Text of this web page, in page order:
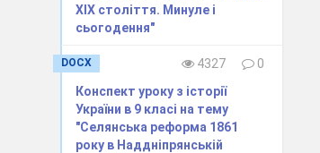
ХІХ століття. Минуле і
сьогодення"
DOCX 4327
0
Конспект уроку з історії
України в 9 класі на тему
"Селянська реформа 1861
року в Наддніпрянській